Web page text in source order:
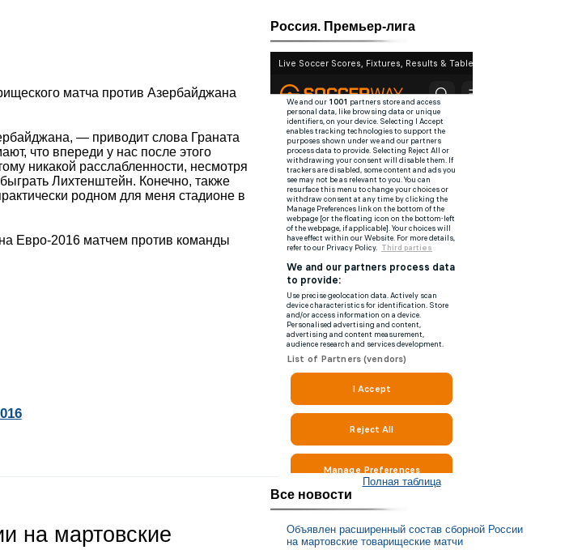
матча против Азербайджана
— приводит слова Граната
что впереди у нас после этого
никакой расслабленности, несмотря
Лихтенштейн. Конечно, также
родном для меня стадионе в
Евро-2016 матчем против команды
на мартовские
Россия. Премьер-лига
Полная таблица
Все новости
Объявлен расширенный состав сборной России
на мартовские товарищеские матчи